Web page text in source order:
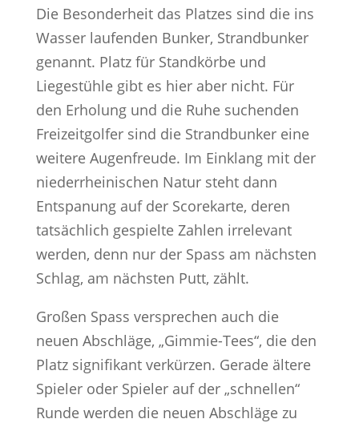
Die Besonderheit das Platzes sind die ins
Wasser laufenden Bunker, Strandbunker
genannt. Platz für Standkörbe und
Liegestühle gibt es hier aber nicht. Für
den Erholung und die Ruhe suchenden
Freizeitgolfer sind die Strandbunker eine
weitere Augenfreude. Im Einklang mit der
niederrheinischen Natur steht dann
Entspanung auf der Scorekarte, deren
tatsächlich gespielte Zahlen irrelevant
werden, denn nur der Spass am nächsten
Schlag, am nächsten Putt, zählt.
Großen Spass versprechen auch die
neuen Abschläge, „Gimmie-Tees“, die den
Platz signifikant verkürzen. Gerade ältere
Spieler oder Spieler auf der „schnellen“
Runde werden die neuen Abschläge zu